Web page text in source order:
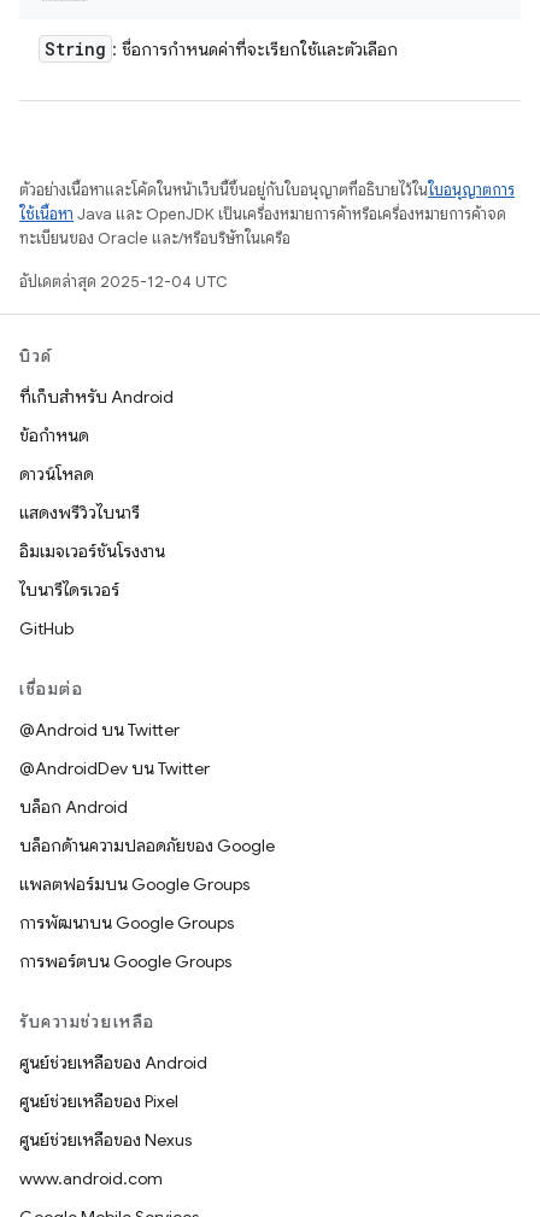
String : ชื่อการกำหนดค่าที่จะเรียกใช้และตัวเลือก
ตัวอย่างเนื้อหาและโค้ดในหน้าเว็บนี้ขึ้นอยู่กับใบอนุญาตที่อธิบายไว้ในใบอนุญาตการ
ใช้เนื้อหา Java และ OpenJDK เป็นเครื่องหมายการค้าหรือเครื่องหมายการค้าจด
ทะเบียนของ Oracle และ/หรือบริษัทในเครือ
อัปเดตล่าสุด 2025-12-04 UTC
บิวด์
ที่เก็บสำหรับ Android
ข้อกำหนด
ดาวน์โหลด
แสดงพรีวิวไบนารี
อิมเมจเวอร์ชันโรงงาน
ไบนารีไดรเวอร์
GitHub
เชื่อมต่อ
@Android บน Twitter
@AndroidDev บน Twitter
บล็อก Android
บล็อกด้านความปลอดภัยของ Google
แพลตฟอร์มบน Google Groups
การพัฒนาบน Google Groups
การพอร์ตบน Google Groups
รับความช่วยเหลือ
ศูนย์ช่วยเหลือของ Android
ศูนย์ช่วยเหลือของ Pixel
ศูนย์ช่วยเหลือของ Nexus
www.android.com